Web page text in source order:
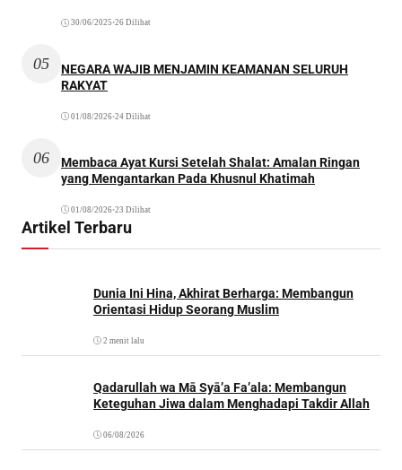
30/06/2025 •26 Dilihat
05
NEGARA WAJIB MENJAMIN KEAMANAN SELURUH
RAKYAT
01/08/2026•24 Dilihat
06
Membaca Ayat Kursi Setelah Shalat: Amalan Ringan
yang Mengantarkan Pada Khusnul Khatimah
01/08/2026•23 Dilihat
Artikel Terbaru
Dunia Ini Hina, Akhirat Berharga: Membangun
Orientasi Hidup Seorang Muslim
2 menit lalu
Qadarullah wa Mā Syā’a Fa’ala: Membangun
Keteguhan Jiwa dalam Menghadapi Takdir Allah
06/08/2026